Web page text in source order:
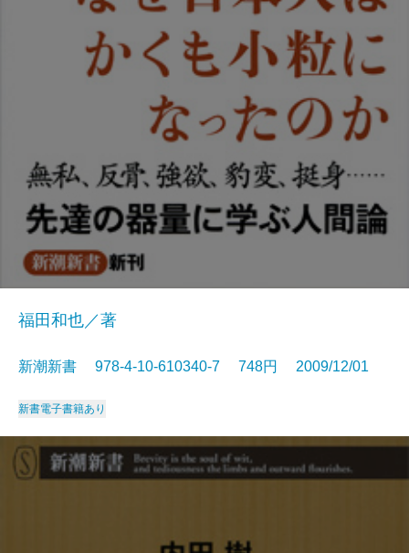
福田和也／著
新潮新書 978-4-10-610340-7 748円 2009/12/01
新書電子書籍あり